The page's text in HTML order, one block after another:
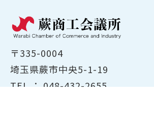
〒335-0004
埼玉県蕨市中央5-1-19
TEL ： 048-432-2655